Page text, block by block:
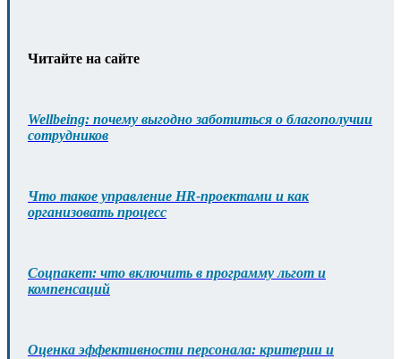
Читайте на сайте
Wellbeing: почему выгодно заботиться о благополучии
сотрудников
Что такое управление HR-проектами и как
организовать процесс
Соцпакет: что включить в программу льгот и
компенсаций
Оценка эффективности персонала: критерии и